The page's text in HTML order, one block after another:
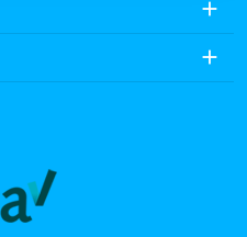
add
add